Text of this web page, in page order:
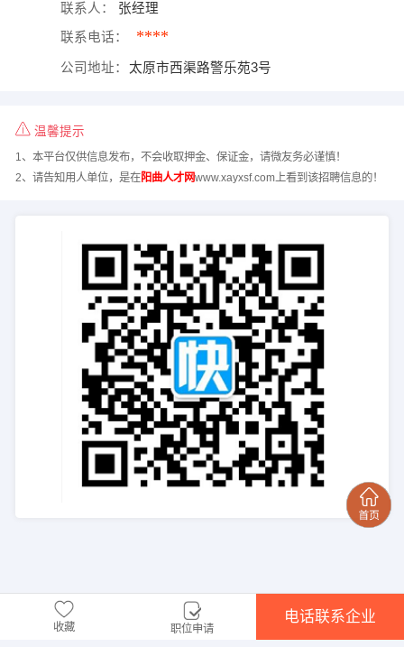
联系人： 张经理
联系电话： ****
公司地址： 太原市西渠路警乐苑3号
温馨提示
1、本平台仅供信息发布，不会收取押金、保证金，请微友务必谨慎！
2、请告知用人单位，是在阳曲人才网www.xayxsf.com上看到该招聘信息的！
收藏 职位申请
电话联系企业